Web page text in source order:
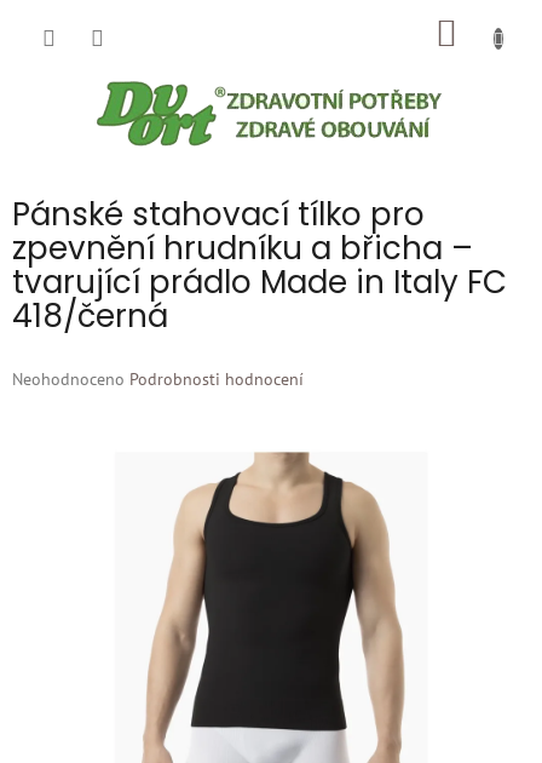
Pánské stahovací tílko pro
zpevnění hrudníku a břicha –
tvarující prádlo Made in Italy FC
418/černá
Průměrné
Neohodnoceno Podrobnosti hodnocení